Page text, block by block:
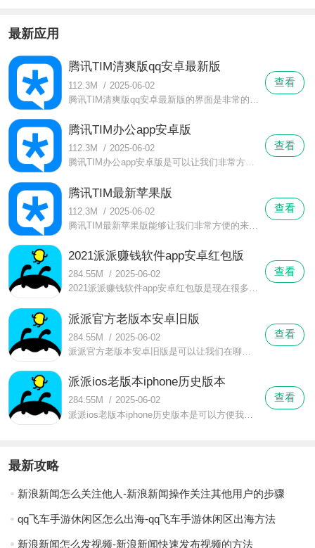
最新应用
腾讯TIM清爽版qq安卓最新版
112.3M / 2025-06-02
查看
腾讯TIM办公app安卓版
112.3M / 2025-06-02
腾讯TIM办公app安卓版是可以让我们非常方便的来进行登录的，而且我们也是可以自己来修改个人资料的，我们是可以在腾讯TIM办公app安卓版这里非常自由的把自己手机里的文件上传到这里来。
查看
腾讯TIM最新苹果版
112.3M / 2025-06-02
腾讯TIM最新苹果版能够让我们非常方便的来和自己的好友以及其他的用户进行交流，同时我们也是可以看到自己和其他人的聊天记录的情况的，而且腾讯TIM最新苹果版这款软件也是可以让我们来查询到聊天记录里的消息的。
查看
2021派派赚钱软件app安卓红包版
284.55M / 2025-06-02
2021派派赚钱软件app安卓红包版是现在很多的年轻用户很喜欢来使用的，我们可以通过2021派派赚钱软件app安卓红包版这款软件来认识到天南海北的用户，同时我们也是可以在这里来交到与自己合适的朋友的。
查看
派派官方老版本安卓旧版
284.55M / 2025-06-02
查看
派派ios老版本iphone历史版本
284.55M / 2025-06-02
派派ios老版本iphone历史版本是可以方便我们来交到合适的朋友的，而且我们在派派ios老版本iphone历史版本这里也是可以发现非常多的有趣功能，这里还能让我们免费的来拿到红包。
查看
最新攻略
新浪新闻怎么关注他人-新浪新闻操作关注其他用户的步骤
qq飞车手游休闲区怎么出海-qq飞车手游休闲区出海方法
新浪新闻怎么发视频-新浪新闻快速发布视频的方法